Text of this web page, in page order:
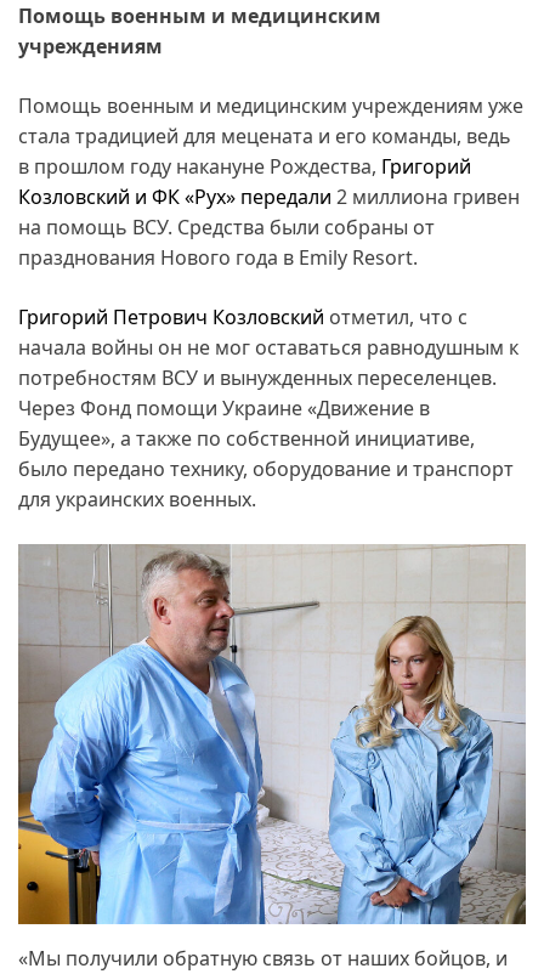
Помощь военным и медицинским
учреждениям
Помощь военным и медицинским учреждениям уже
стала традицией для мецената и его команды, ведь
в прошлом году накануне Рождества, Григорий
Козловский и ФК «Рух» передали 2 миллиона гривен
на помощь ВСУ. Средства были собраны от
празднования Нового года в Emily Resort.
Григорий Петрович Козловский отметил, что с
начала войны он не мог оставаться равнодушным к
потребностям ВСУ и вынужденных переселенцев.
Через Фонд помощи Украине «Движение в
Будущее», а также по собственной инициативе,
было передано технику, оборудование и транспорт
для украинских военных.
«Мы получили обратную связь от наших бойцов, и